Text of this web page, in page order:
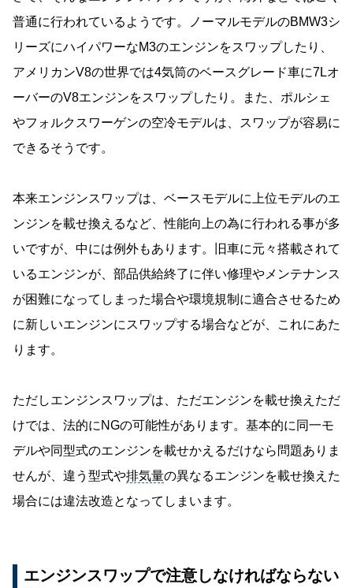
普通に行われているようです。ノーマルモデルのBMW3シ
リーズにハイパワーなM3のエンジンをスワップしたり、
アメリカンV8の世界では4気筒のベースグレード車に7Lオ
ーバーのV8エンジンをスワップしたり。また、ポルシェ
やフォルクスワーゲンの空冷モデルは、スワップが容易に
できるそうです。
本来エンジンスワップは、ベースモデルに上位モデルのエ
ンジンを載せ換えるなど、性能向上の為に行われる事が多
いですが、中には例外もあります。旧車に元々搭載されて
いるエンジンが、部品供給終了に伴い修理やメンテナンス
が困難になってしまった場合や環境規制に適合させるため
に新しいエンジンにスワップする場合などが、これにあた
ります。
ただしエンジンスワップは、ただエンジンを載せ換えただ
けでは、法的にNGの可能性があります。基本的に同一モ
デルや同型式のエンジンを載せかえるだけなら問題ありま
せんが、違う型式や排気量の異なるエンジンを載せ換えた
場合には違法改造となってしまいます。
エンジンスワップで注意しなければならない